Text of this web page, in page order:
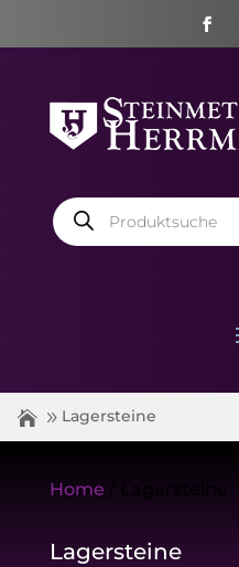
Products
search
Lagersteine
Home
Lagersteine